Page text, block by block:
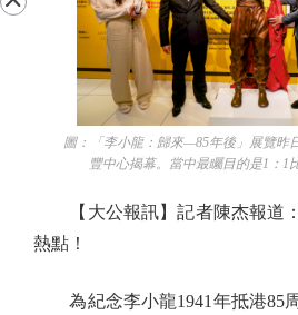
圖：「李小龍：歸來—85年後」展覽昨
豐中心揭幕。當中最矚目的是1：1
【大公報訊】記者陳杰報道
熱點！
為紀念李小龍1941年抵港85